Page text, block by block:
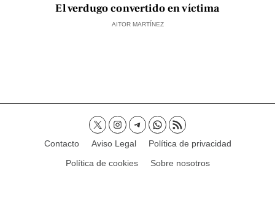
El verdugo convertido en víctima
AITOR MARTÍNEZ
Contacto Aviso Legal
Política de privacidad
Política de cookies
Sobre nosotros